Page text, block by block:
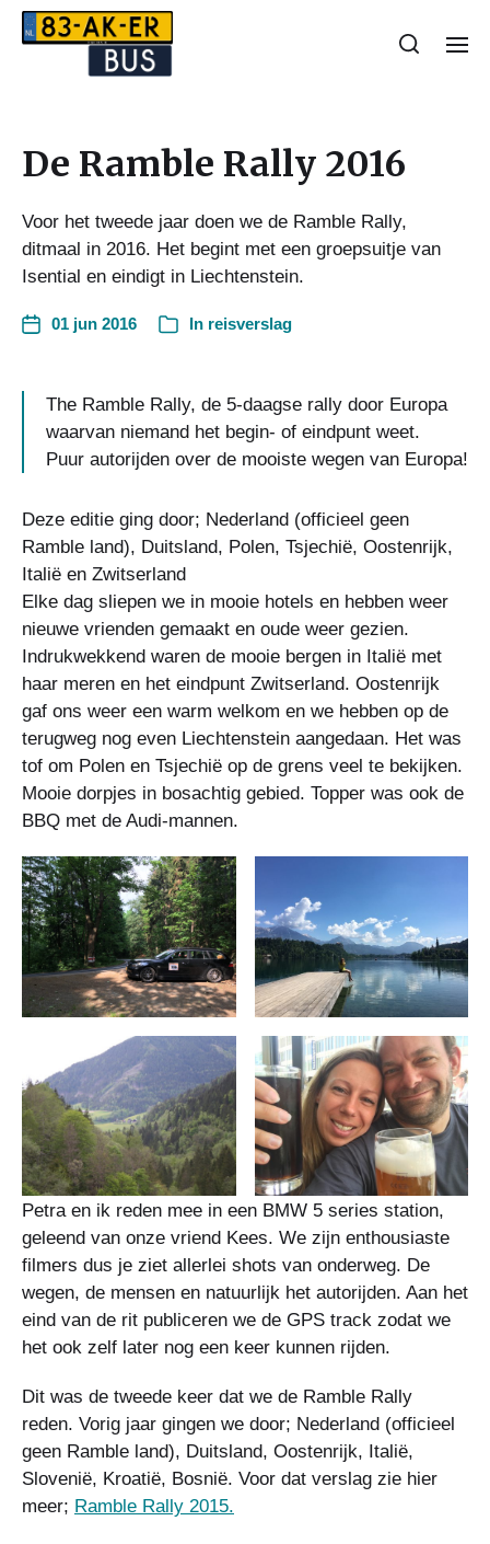
De Ramble Rally 2016
Voor het tweede jaar doen we de Ramble Rally,
ditmaal in 2016. Het begint met een groepsuitje van
Isential en eindigt in Liechtenstein.
01 jun 2016 In reisverslag
The Ramble Rally, de 5-daagse rally door Europa
waarvan niemand het begin- of eindpunt weet.
Puur autorijden over de mooiste wegen van Europa!
Deze editie ging door; Nederland (officieel geen
Ramble land), Duitsland, Polen, Tsjechië, Oostenrijk,
Italië en Zwitserland
Elke dag sliepen we in mooie hotels en hebben weer
nieuwe vrienden gemaakt en oude weer gezien.
Indrukwekkend waren de mooie bergen in Italië met
haar meren en het eindpunt Zwitserland. Oostenrijk
gaf ons weer een warm welkom en we hebben op de
terugweg nog even Liechtenstein aangedaan. Het was
tof om Polen en Tsjechië op de grens veel te bekijken.
Mooie dorpjes in bosachtig gebied. Topper was ook de
BBQ met de Audi-mannen.
Petra en ik reden mee in een BMW 5 series station,
geleend van onze vriend Kees. We zijn enthousiaste
filmers dus je ziet allerlei shots van onderweg. De
wegen, de mensen en natuurlijk het autorijden. Aan het
eind van de rit publiceren we de GPS track zodat we
het ook zelf later nog een keer kunnen rijden.
Dit was de tweede keer dat we de Ramble Rally
reden. Vorig jaar gingen we door; Nederland (officieel
geen Ramble land), Duitsland, Oostenrijk, Italië,
Slovenië, Kroatië, Bosnië. Voor dat verslag zie hier
meer; Ramble Rally 2015.